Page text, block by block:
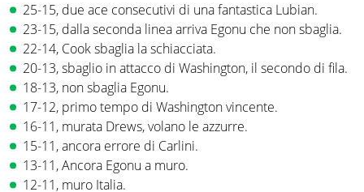
25-15, due ace consecutivi di una fantastica Lubian.
23-15, dalla seconda linea arriva Egonu che non sbaglia.
22-14, Cook sbaglia la schiacciata.
20-13, sbaglio in attacco di Washington, il secondo di fila.
18-13, non sbaglia Egonu.
17-12, primo tempo di Washington vincente.
16-11, murata Drews, volano le azzurre.
15-11, ancora errore di Carlini.
13-11, Ancora Egonu a muro.
12-11, muro Italia.